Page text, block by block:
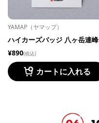
YAMAP（ヤマップ）
ハイカーズバッジ 八ヶ岳連峰
¥890(税込)
カートに入れる